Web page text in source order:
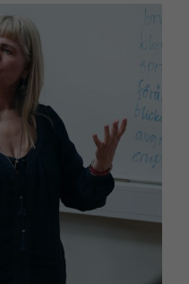
erbjudanden.